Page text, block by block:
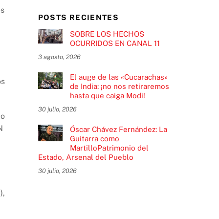
POSTS RECIENTES
SOBRE LOS HECHOS
OCURRIDOS EN CANAL 11
3 agosto, 2026
El auge de las «Cucarachas»
de India: ¡no nos retiraremos
hasta que caiga Modi!
30 julio, 2026
Óscar Chávez Fernández: La
Guitarra como
MartilloPatrimonio del
Estado, Arsenal del Pueblo
30 julio, 2026